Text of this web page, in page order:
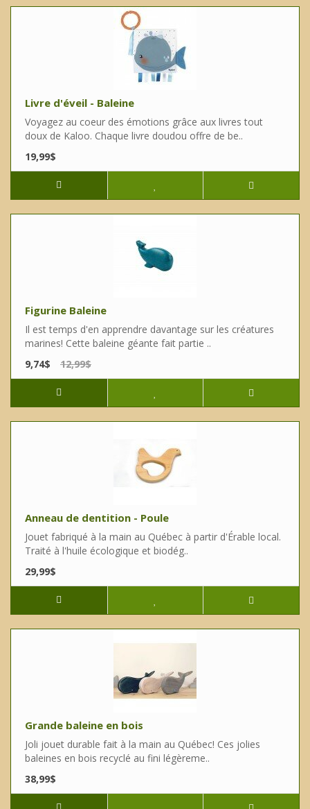
Livre d'éveil - Baleine
Voyagez au coeur des émotions grâce aux livres tout
doux de Kaloo. Chaque livre doudou offre de be..
19,99$
Figurine Baleine
Il est temps d'en apprendre davantage sur les créatures
marines! Cette baleine géante fait partie ..
9,74$
12,99$
Anneau de dentition - Poule
Jouet fabriqué à la main au Québec à partir d'Érable local.
Traité à l'huile écologique et biodég..
29,99$
Grande baleine en bois
Joli jouet durable fait à la main au Québec! Ces jolies
baleines en bois recyclé au fini légèreme..
38,99$